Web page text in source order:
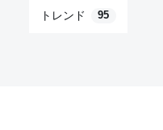
トレンド 95